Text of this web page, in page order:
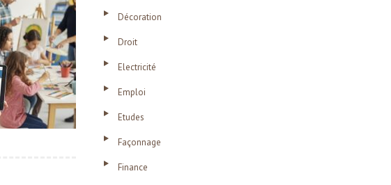
Décoration
Droit
Electricité
Emploi
Etudes
Façonnage
Finance